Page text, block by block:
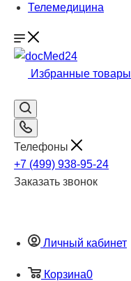
Телемедицина
Избранные товары
Телефоны
+7 (499) 938-95-24
Заказать звонок
Личный кабинет
Корзина0